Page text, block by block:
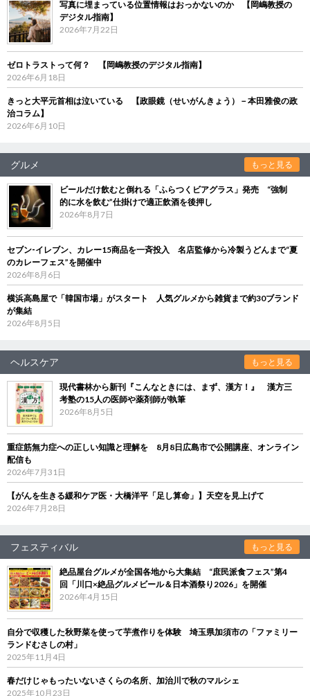
写真に埋まっている位置情報はおっかないのか 【岡嶋教授の
デジタル指南】
2026年7月22日
ゼロトラストって何？ 【岡嶋教授のデジタル指南】
2026年6月18日
きっと大平元首相は泣いている 【政眼鏡（せいがんきょう）－本田雅俊の政
治コラム】
2026年6月10日
グルメ もっと見る
ビールだけ飲むと倒れる「ふらつくビアグラス」発売 “強制
的に水を飲む”仕掛けで適正飲酒を後押し
2026年8月7日
セブン‐イレブン、カレー15商品を一斉投入 名店監修から冷製うどんまで“夏
のカレーフェス”を開催中
2026年8月6日
横浜高島屋で「韓国市場」がスタート 人気グルメから雑貨まで約30ブランド
が集結
2026年8月5日
ヘルスケア もっと見る
現代書林から新刊『こんなときには、まず、漢方！』 漢方三
考塾の15人の医師や薬剤師が執筆
2026年8月5日
重症筋無力症への正しい知識と理解を 8月8日広島市で公開講座、オンライン
配信も
2026年7月31日
【がんを生きる緩和ケア医・大橋洋平「足し算命」】天空を見上げて
2026年7月28日
フェスティバル もっと見る
絶品屋台グルメが全国各地から大集結 “庶民派食フェス”第4
回「川口×絶品グルメビール＆日本酒祭り2026」を開催
2026年4月15日
自分で収穫した秋野菜を使って芋煮作りを体験 埼玉県加須市の「ファミリー
ランドむさしの村」
2025年11月4日
春だけじゃもったいないさくらの名所、加治川で秋のマルシェ
2025年10月23日